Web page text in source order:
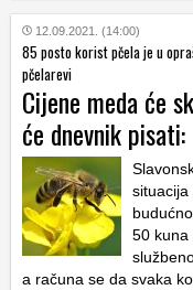
12.09.2021. (14:00)
85 posto korist pčela je u
pčelarevi
Cijene meda će
će dnevnik
situacija
50 kuna
a računa se da svaka